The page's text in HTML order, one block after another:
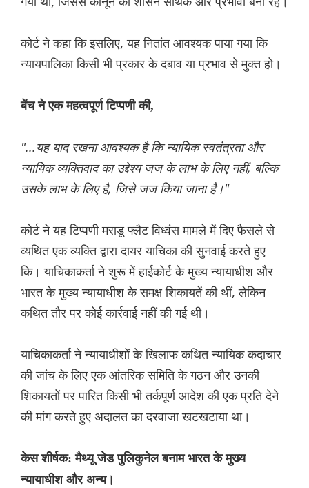
कोर्ट ने कहा कि इसलिए, यह नितांत आवश्यक पाया गया कि
न्यायपालिका किसी भी प्रकार के दबाव या प्रभाव से मुक्त हो।
बेंच ने एक महत्वपूर्ण टिप्पणी की,
"...यह याद रखना आवश्यक है कि न्यायिक स्वतंत्रता और
न्यायिक व्यक्तिवाद का उद्देश्य जज के लाभ के लिए नहीं, बल्कि
उसके लाभ के लिए है, जिसे जज किया जाना है।"
कोर्ट ने यह टिप्पणी मराडू फ्लैट विध्वंस मामले में ‌दिए फैसले से
व्यथित एक व्यक्ति द्वारा दायर याचिका की सुनवाई करते हुए
कि। याचिकाकर्ता ने शुरू में हाईकोर्ट के मुख्य न्यायाधीश और
भारत के मुख्य न्यायाधीश के समक्ष शिकायतें की थीं, लेकिन
कथित तौर पर कोई कार्रवाई नहीं की गई थी।
याचिकाकर्ता ने न्यायाधीशों के खिलाफ कथित न्यायिक कदाचार
की जांच के लिए एक आंतरिक समिति के गठन और उनकी
शिकायतों पर पारित किसी भी तर्कपूर्ण आदेश की एक प्रति देने
की मांग करते हुए अदालत का दरवाजा खटखटाया था।
केस शीर्षक: मैथ्यू जेड पुलिकुनेल बनाम भारत के मुख्य
न्यायाधीश और अन्य।